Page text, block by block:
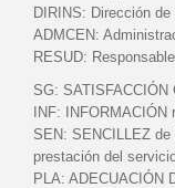
DIRINS: Dirección
ADMCEN:
RESUD:
SG:
INF:
SEN: SENCILLEZ
prestación del
PLA: ADECUACIÓN